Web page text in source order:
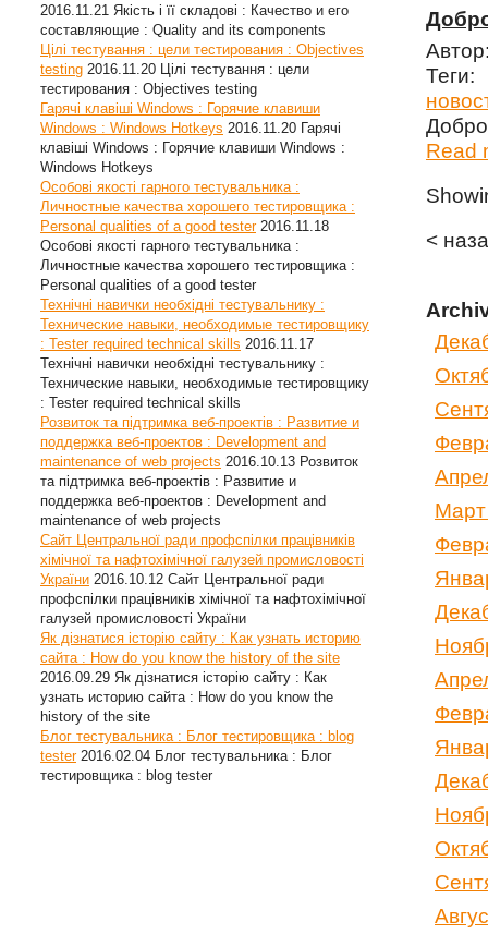
2016.11.21 Якість і її складові : Качество и его
составляющие : Quality and its components
Цілі тестування : цели тестирования : Objectives
testing 2016.11.20 Цілі тестування : цели
тестирования : Objectives testing
Гарячі клавіші Windows : Горячие клавиши
Windows : Windows Hotkeys 2016.11.20 Гарячі
клавіші Windows : Горячие клавиши Windows :
Windows Hotkeys
Особові якості гарного тестувальника :
Личностные качества хорошего тестировщика :
Personal qualities of a good tester 2016.11.18
Особові якості гарного тестувальника :
Личностные качества хорошего тестировщика :
Personal qualities of a good tester
Технічні навички необхідні тестувальнику :
Технические навыки, необходимые тестировщику
: Tester required technical skills 2016.11.17
Технічні навички необхідні тестувальнику :
Технические навыки, необходимые тестировщику
: Tester required technical skills
Розвиток та підтримка веб-проектів : Развитие и
поддержка веб-проектов : Development and
maintenance of web projects 2016.10.13 Розвиток
та підтримка веб-проектів : Развитие и
поддержка веб-проектов : Development and
maintenance of web projects
Сайт Центральної ради профспілки працівників
хімічної та нафтохімічної галузей промисловості
України 2016.10.12 Сайт Центральної ради
профспілки працівників хімічної та нафтохімічної
галузей промисловості України
Як дізнатися історію сайту : Как узнать историю
сайта : How do you know the history of the site
2016.09.29 Як дізнатися історію сайту : Как
узнать историю сайта : How do you know the
history of the site
Блог тестувальника : Блог тестировщика : blog
tester 2016.02.04 Блог тестувальника : Блог
тестировщика : blog tester
Теги:
Read
<